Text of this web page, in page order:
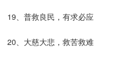
19、普救良民，有求必应
20、大慈大悲，救苦救难